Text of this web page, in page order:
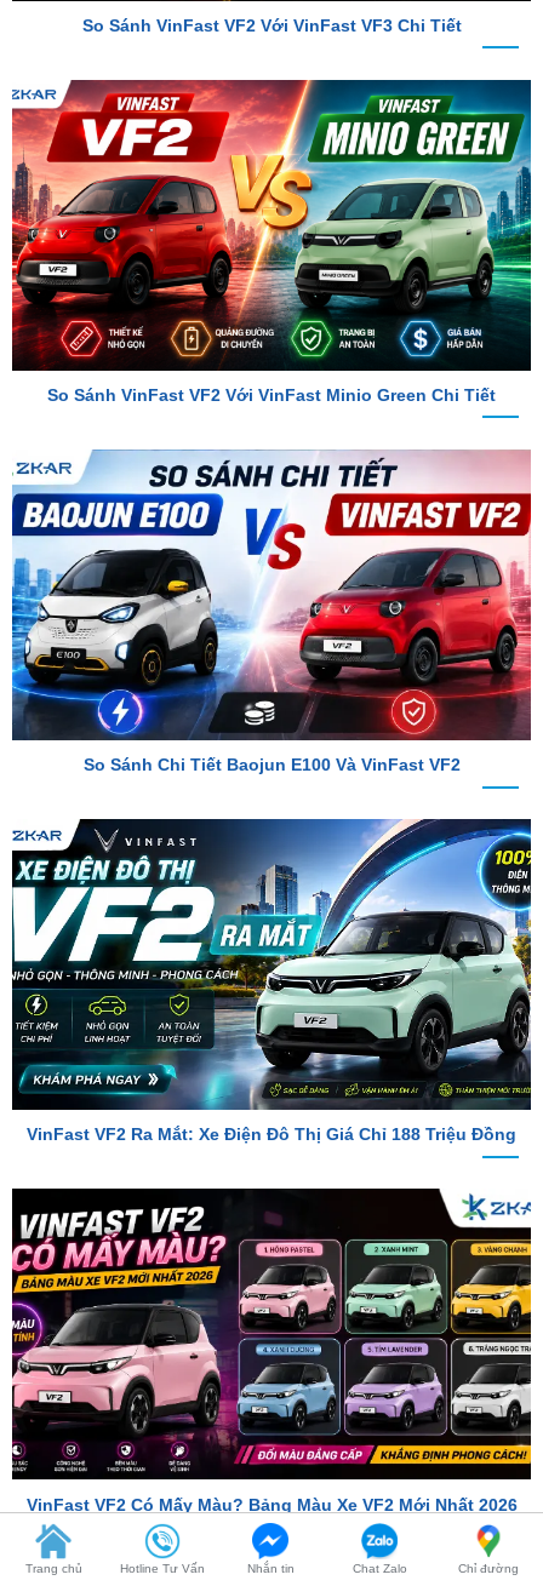
So Sánh VinFast VF2 Với VinFast VF3 Chi Tiết
So Sánh VinFast VF2 Với VinFast Minio Green Chi Tiết
So Sánh Chi Tiết Baojun E100 Và VinFast VF2
VinFast VF2 Ra Mắt: Xe Điện Đô Thị Giá Chỉ 188 Triệu Đồng
VinFast VF2 Có Mấy Màu? Bảng Màu Xe VF2 Mới Nhất 2026
TỔNG ĐÀI TƯ VẤN
Trang chủ Hotline Tư Vấn Nhắn tin Chat Zalo Chỉ đường